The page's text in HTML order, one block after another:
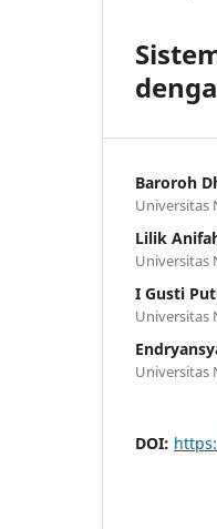
Baroroh
Universitas
Lilik
Universitas
I Gusti
Universitas
Universitas
DOI: